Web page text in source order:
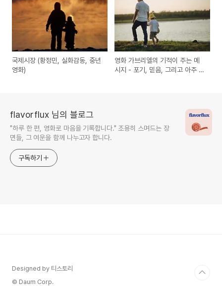
국제시장 (황정민, 실화감동, 중년
영화)
영화 가브리엘의 기적이 주는 메
시지 - 포기, 믿음, 그리고 아주 조
flavorflux 님의 블로그
"하루 한 편, 영화로 마음을 기록합니다." 조용히 스며드는 장
면들, 그 여운을 함께 나누고자 합니다.
구독하기
Designed by 티스토리
© Daum Corp.